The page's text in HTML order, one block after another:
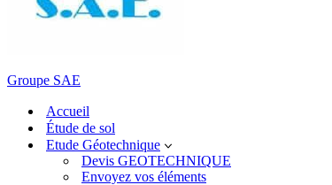
Groupe SAE
Accueil
Étude de sol
Etude Géotechnique
Devis GEOTECHNIQUE
Envoyez vos éléments